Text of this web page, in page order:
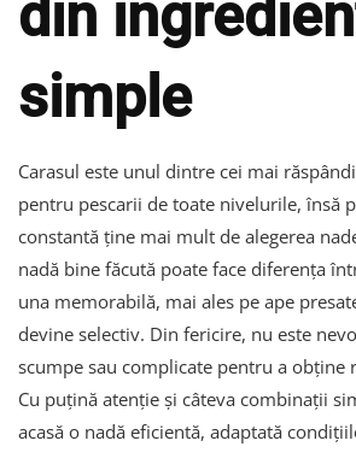
din
simple
Carasul este unul dintre cei mai
pentru pescarii de toate nivelurile, însă
constantă ține mai mult de alegerea
nadă bine făcută poate face diferența
una memorabilă, mai ales pe ape
devine selectiv. Din fericire, nu este
scumpe sau complicate pentru a obține
Cu puțină atenție și câteva combinații
acasă o nadă eficientă, adaptată